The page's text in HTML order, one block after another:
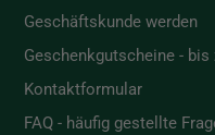
Geschäftskunde werden
Geschenkgutscheine - bis
Kontaktformular
FAQ - häufig gestellte